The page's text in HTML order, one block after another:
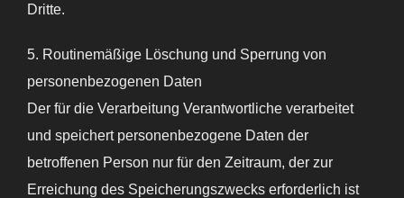
Dritte.
5. Routinemäßige Löschung und Sperrung von
personenbezogenen Daten
Der für die Verarbeitung Verantwortliche verarbeitet
und speichert personenbezogene Daten der
betroffenen Person nur für den Zeitraum, der zur
Erreichung des Speicherungszwecks erforderlich ist